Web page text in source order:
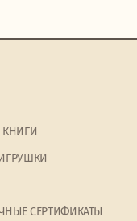
КНИГИ
СЕРТИФИКАТЫ